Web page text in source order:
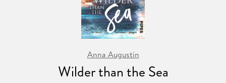
Anna Augustin
Wilder than the Sea